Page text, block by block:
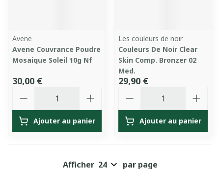
Avene
Avene Couvrance Poudre
Mosaique Soleil 10g Nf
30,00 €
Ajouter au panier
Les couleurs de noir
Couleurs De Noir Clear
Skin Comp. Bronzer 02
Med.
29,90 €
Ajouter au panier
Afficher par page